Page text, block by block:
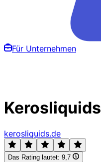
Für Unternehmen
Kerosliquids
kerosliquids.de
Das Rating lautet: 9,7